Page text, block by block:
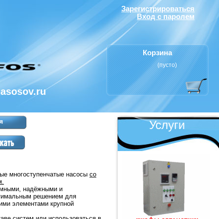
Зарегистрироваться
Вход с паролем
Корзина
(пусто)
Услуги
многоступенчатые насосы со
надёжными и
решением для
элементами крупной